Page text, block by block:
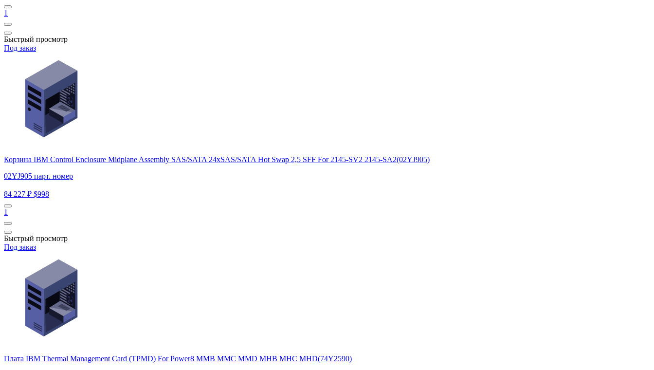
1
Быстрый просмотр
Под заказ
Корзина IBM Control Enclosure Midplane Assembly SAS/SATA 24xSAS/SATA Hot Swap 2,5 SFF For 2145-SV2 2145-SA2(02YJ905)
02YJ905 парт. номер
84 227 ₽ $998
1
Быстрый просмотр
Под заказ
Плата IBM Thermal Management Card (TPMD) For Power8 MMB MMC MMD MHB MHC MHD(74Y2590)